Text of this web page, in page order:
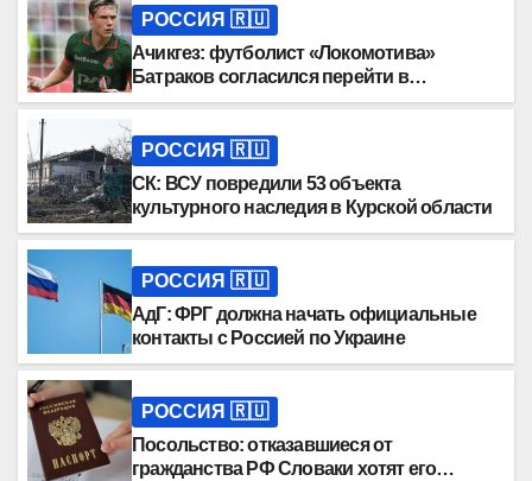
РОССИЯ 🇷🇺
Ачикгез: футболист «Локомотива»
Батраков согласился перейти в
«Галатасарай»
РОССИЯ 🇷🇺
СК: ВСУ повредили 53 объекта
культурного наследия в Курской области
РОССИЯ 🇷🇺
АдГ: ФРГ должна начать официальные
контакты с Россией по Украине
РОССИЯ 🇷🇺
Посольство: отказавшиеся от
гражданства РФ Словаки хотят его